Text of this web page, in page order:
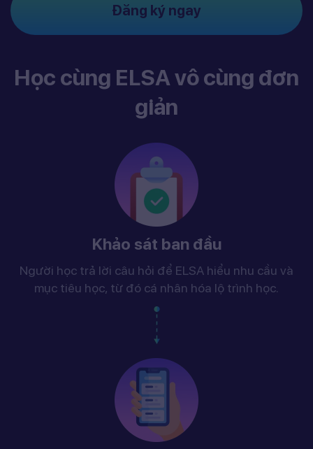
Đăng ký ngay
Học cùng ELSA vô cùng đơn
giản
Khảo sát ban đầu
Người học trả lời câu hỏi để ELSA hiểu nhu cầu và
mục tiêu học, từ đó cá nhân hóa lộ trình học.